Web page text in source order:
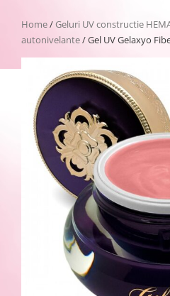
Home/Geluri UV constructie
autonivelante/ Gel UV Gelaxyo